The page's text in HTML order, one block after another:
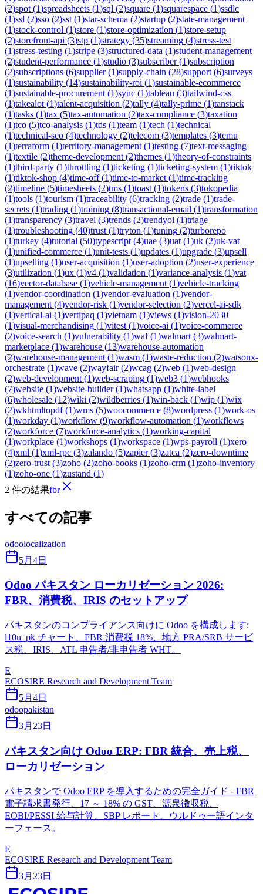
(2)spot (1)spreadsheets (1)sql (2)square (1)squarespace (1)ssdlc
(1)ssl (2)sso (2)sst (1)star-schema (2)startup (2)state-management
(1)stock-control (1)store (1)store-optimization (1)store-setup
(2)storefront-api (3)stp (1)strategy (35)streaming (4)stress-test
(1)stress-testing (1)stripe (3)structured-data (1)student-management
(2)student-performance (1)studio (3)subscriber(1)subscription
(2)subscriptions (6)supplier(1)supply-chain (28)support (6)surveys
(1)sustainability (14)sustainability-roi (1)sustainable-ecommerce
(1)sustainable-procurement (1)sync (1)tableau (3)tailwind-css
(1)takealot (1)talent-acquisition (2)tally (4)tally-prime (1)tanstack
(1)tasks (1)tax (5)tax-automation (2)tax-compliance (3)taxation
(1)tco (5)tco-analysis (1)tds (1)team (1)tech (1)technical
(1)technical-seo (4)technology (2)telecom (3)templates (3)temu
(1)terraform (1)territory-management (1)testing (7)text-messaging
(1)textile (2)theme-development (2)themes (1)theory-of-constraints
(1)third-party (1)throttling (1)ticketing (1)ticketing-system (1)tiktok
(1)tiktok-shop (4)time-off(1)time-to-market (1)time-tracking
(2)timeline (5)timesheets (2)tms (1)toast (1)tokens (3)tokopedia
(1)tools (1)tourism (1)traceability (6)tracking (2)trade (1)trade-
secrets (1)trading (1)training (8)transactional-email (1)transformation
(1)transparency (3)travel (3)trends (2)trendyol (1)triage
(1)troubleshooting (40)trust (1)tryton (1)tuning (2)turborepo
(1)turkey (4)tutorial (50)typescript (4)uae (3)uat (1)uk (2)uk-vat
(1)unified-commerce (1)unit-tests (1)updates (1)upgrade (3)upsell
(1)upselling (1)user-acquisition (1)user-adoption (2)user-experience
(3)utilization (1)ux (1)v4 (1)validation (1)variance-analysis (1)vat
(16)vector-database (1)vehicle-management (1)vehicle-tracking
(1)vendor-coordination (1)vendor-evaluation (1)vendor-
management (4)vendor-risk (1)vendor-selection (2)vercel-ai-sdk
(1)vertical-ai (1)vertipaq (1)vietnam (1)views (1)vision-2030
(1)visual-merchandising (1)vitest (1)voice-ai (1)voice-commerce
(2)voice-search (1)vulnerability (1)waf(1)walmart (3)walmart-
marketplace (1)warehouse (13)warehouse-automation
(2)warehouse-management (1)wasm (1)waste-reduction (2)watsonx-
orchestrate (1)wave (2)wayfair(2)wcag (2)web (1)web-design
(2)web-development (1)web-scraping (1)web3 (1)webhooks
(7)website (1)website-builder(1)whatsapp (1)white-label
(6)wholesale (12)wiki (2)wildberries (1)win-back (1)wip (1)wix
(2)wkhtmltopdf(1)wms (5)woocommerce (8)wordpress (1)work-os
(1)workday (1)workflow (9)workflow-automation (1)workflows
(2)workforce (7)workforce-analytics (1)working-capital
(1)workplace (1)workshops (1)workspace (1)wps-payroll (1)xero
(4)xml (1)xml-rpc (3)zalando (5)zapier(3)zatca (2)zero-downtime
(2)zero-trust (3)zoho (2)zoho-books (1)zoho-crm (1)zoho-inventory
(1)zoho-one (1)zustand (1)
2 件の結果fbr
すべての記事
odoolocalization
5月4日
Odoo パキスタン ローカリゼーション 2026:
FBR、消費税、IRIS のセットアップ
パキスタンのコンプライアンス向けに Odoo を構成します:
l10n_pk チャート、FBR 消費税 18%、地方 PRA/SRB サービ
ス税、IRIS、ATL 申告者/非申告者 WHT。
E
ECOSIRE Research and Development Team
5月4日
odoopakistan
3月23日
パキスタン向け Odoo ERP: FBR 統合、売上税、
ローカリゼーション
パキスタンで Odoo ERP を導入するための完全ガイド - FBR
電子請求書発行、17 ～ 18% の GST、源泉徴収税、
EOBI/PESSI 給与計算、SBP レポート、ウルドゥー語インタ
ーフェース。
E
ECOSIRE Research and Development Team
3月23日